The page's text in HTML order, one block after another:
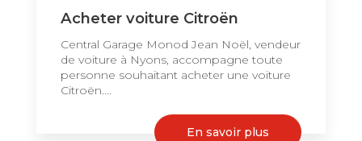
Acheter voiture Citroën
Central Garage Monod Jean Noël, vendeur
de voiture à Nyons, accompagne toute
personne souhaitant acheter une voiture
Citroën....
En savoir plus